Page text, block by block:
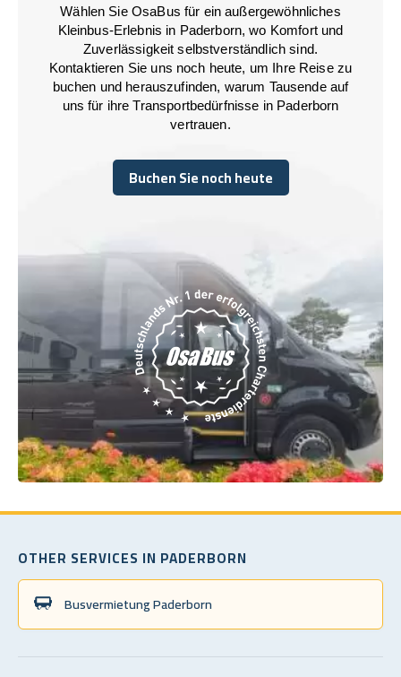
Wählen Sie OsaBus für ein außergewöhnliches
Kleinbus-Erlebnis in Paderborn, wo Komfort und
Zuverlässigkeit selbstverständlich sind.
Kontaktieren Sie uns noch heute, um Ihre Reise zu
buchen und herauszufinden, warum Tausende auf
uns für ihre Transportbedürfnisse in Paderborn
vertrauen.
Buchen Sie noch heute
Buchen Sie noch heute
OTHER SERVICES IN PADERBORN
Busvermietung Paderborn